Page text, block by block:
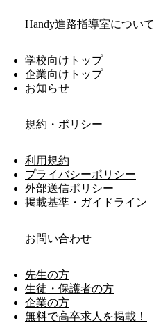
Handy進路指導室について
学校向けトップ
企業向けトップ
お知らせ
規約・ポリシー
利用規約
プライバシーポリシー
外部送信ポリシー
掲載基準・ガイドライン
お問い合わせ
先生の方
生徒・保護者の方
企業の方
無料で高卒求人を掲載！